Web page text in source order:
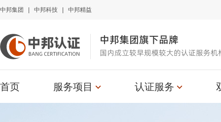
中邦集团 中邦科技 中邦精益
中邦集团旗下品牌
国内成立较早规模较大的认证服务机
首页 服务项目 认证服务